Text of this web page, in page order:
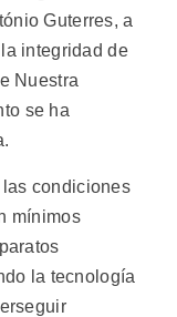
Guterres, a
integridad de
Nuestra
se ha
condiciones
mínimos
la tecnología